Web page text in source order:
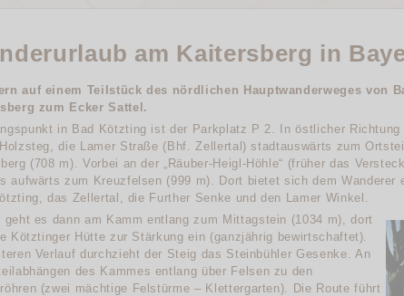
am Kaitersberg in
auf einem Teilstück des nördlichen Hauptwanderweges von
zum Ecker Sattel.
in Bad Kötzting ist der Parkplatz P 2. In östlicher Richtung
die Lamer Straße (Bhf. Zellertal) stadtauswärts zum
(708 m). Vorbei an der „Räuber-Heigl-Höhle“ (früher das
aufwärts zum Kreuzfelsen (999 m). Dort bietet sich dem Wanderer
das Zellertal, die Further Senke und den Lamer Winkel.
geht es dann am Kamm entlang zum Mittagstein (1034 m), dort
Kötztinger Hütte zur Stärkung ein (ganzjährig bewirtschaftet).
Verlauf durchzieht der Steig das Steinbühler Gesenke. An
des Kammes entlang über Felsen zu den
(zwei mächtige Felstürme – Klettergarten). Die Route führt